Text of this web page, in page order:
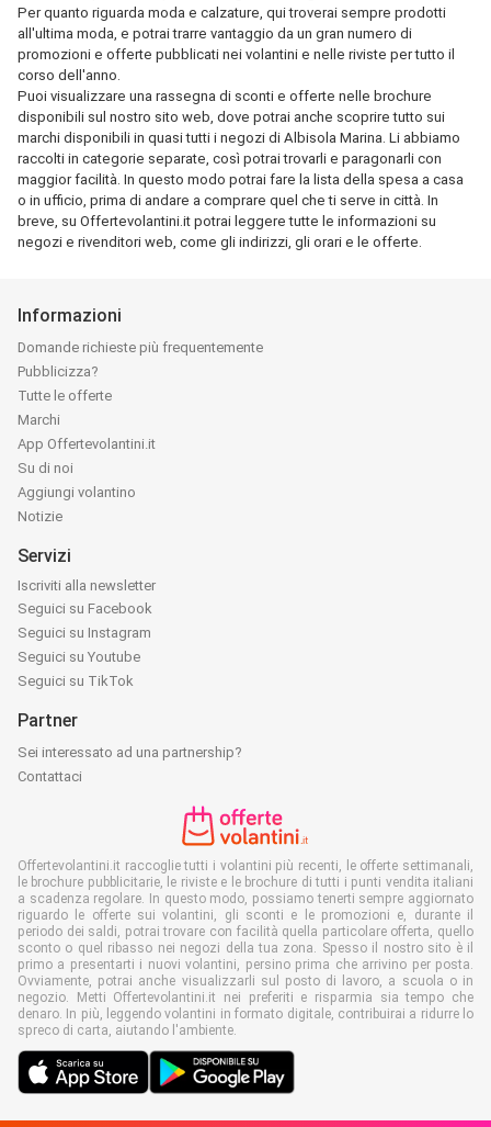
Per quanto riguarda moda e calzature, qui troverai sempre prodotti
all'ultima moda, e potrai trarre vantaggio da un gran numero di
promozioni e offerte pubblicati nei volantini e nelle riviste per tutto il
corso dell'anno.
Puoi visualizzare una rassegna di sconti e offerte nelle brochure
disponibili sul nostro sito web, dove potrai anche scoprire tutto sui
marchi disponibili in quasi tutti i negozi di Albisola Marina. Li abbiamo
raccolti in categorie separate, così potrai trovarli e paragonarli con
maggior facilità. In questo modo potrai fare la lista della spesa a casa
o in ufficio, prima di andare a comprare quel che ti serve in città. In
breve, su Offertevolantini.it potrai leggere tutte le informazioni su
negozi e rivenditori web, come gli indirizzi, gli orari e le offerte.
Informazioni
Domande richieste più frequentemente
Pubblicizza?
Tutte le offerte
Marchi
App Offertevolantini.it
Su di noi
Aggiungi volantino
Notizie
Servizi
Iscriviti alla newsletter
Seguici su Facebook
Seguici su Instagram
Seguici su Youtube
Seguici su TikTok
Partner
Sei interessato ad una partnership?
Contattaci
Offertevolantini.it raccoglie tutti i volantini più recenti, le offerte settimanali,
le brochure pubblicitarie, le riviste e le brochure di tutti i punti vendita italiani
a scadenza regolare. In questo modo, possiamo tenerti sempre aggiornato
riguardo le offerte sui volantini, gli sconti e le promozioni e, durante il
periodo dei saldi, potrai trovare con facilità quella particolare offerta, quello
sconto o quel ribasso nei negozi della tua zona. Spesso il nostro sito è il
primo a presentarti i nuovi volantini, persino prima che arrivino per posta.
Ovviamente, potrai anche visualizzarli sul posto di lavoro, a scuola o in
negozio. Metti Offertevolantini.it nei preferiti e risparmia sia tempo che
denaro. In più, leggendo volantini in formato digitale, contribuirai a ridurre lo
spreco di carta, aiutando l'ambiente.